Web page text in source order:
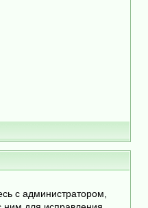
с администратором,